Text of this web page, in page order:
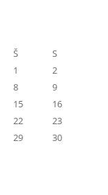
Š
S
1
2
8
9
15
16
22
23
29
30